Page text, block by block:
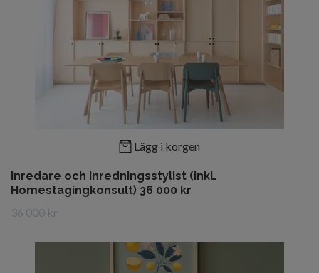
Lägg i korgen
Inredare och Inredningsstylist (inkl.
Homestagingkonsult) 36 000 kr
36 000 kr